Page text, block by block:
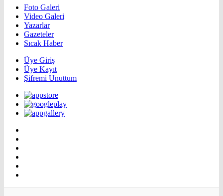
Foto Galeri
Video Galeri
Yazarlar
Gazeteler
Sıcak Haber
Üye Giriş
Üye Kayıt
Şifremi Unuttum